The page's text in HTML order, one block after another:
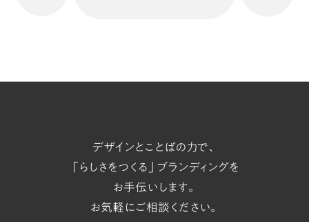
デザインとことばの力で、
「らしさをつくる」ブランディングを
お手伝いします。
お気軽にご相談ください。